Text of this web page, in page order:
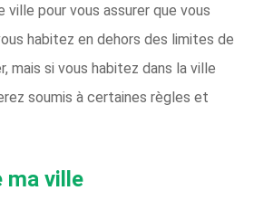
ville pour vous assurer que vous
habitez en dehors des limites de
mais si vous habitez dans la ville
soumis à certaines règles et
ma ville